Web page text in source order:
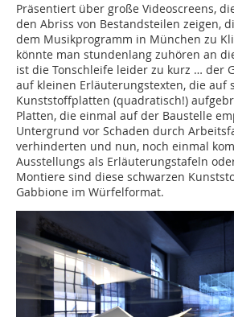
Präsentiert über große Videoscreens,
den Abriss von Bestandsteilen zeigen,
dem Musikprogramm in München zu
könnte man stundenlang zuhören an
ist die Tonschleife leider zu kurz … der
auf kleinen Erläuterungstexten, die auf
Kunststoffplatten (quadratisch!)
Platten, die einmal auf der Baustelle
Untergrund vor Schaden durch
verhinderten und nun, noch einmal
Ausstellungs als Erläuterungstafeln
Montiere sind diese schwarzen
Gabbione im Würfelformat.